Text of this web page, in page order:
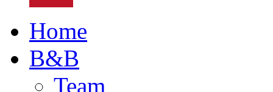
Home
B&B
Team